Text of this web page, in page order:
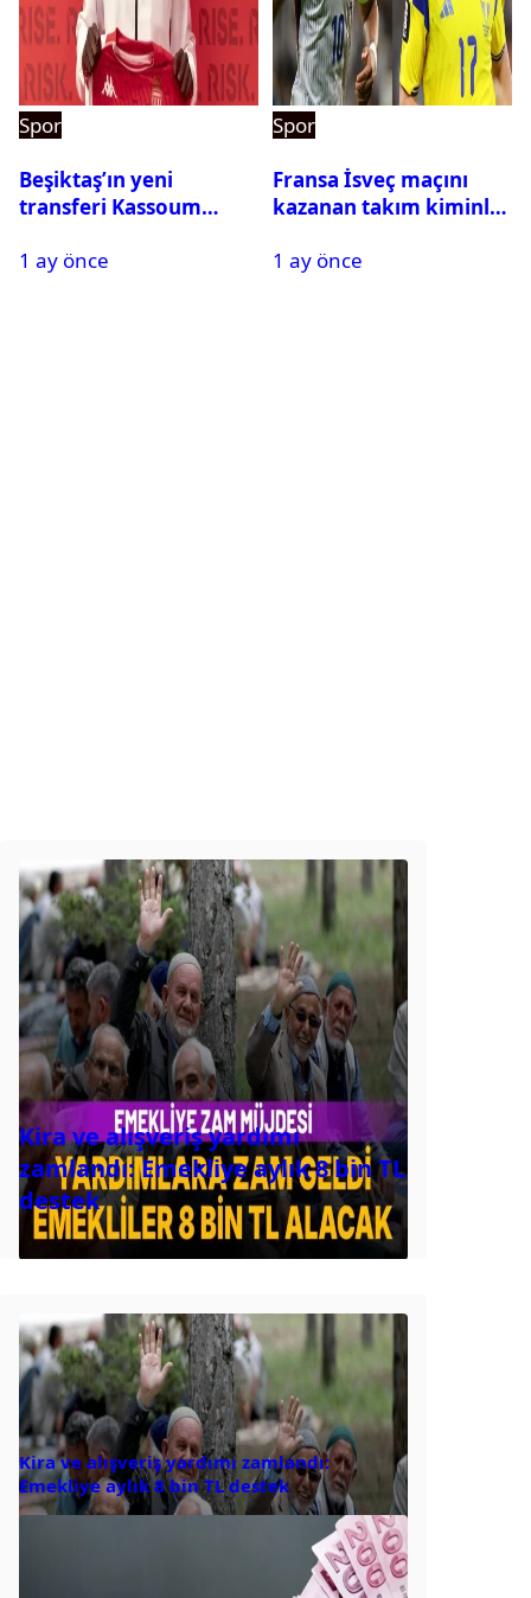
Spor
Beşiktaş’ın yeni
transferi Kassoum
gelecek? Resmi
1 ay önce
Spor
Fransa İsveç maçını
kazanan takım kiminle
turundaki rakip belli
1 ay önce
Kira ve alışveriş yardımı
zamlandı: Emekliye aylık 8 bin TL
destek
Kira ve alışveriş yardımı zamlandı:
Emekliye aylık 8 bin TL destek